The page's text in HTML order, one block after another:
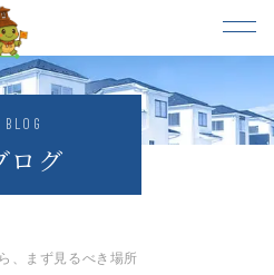
BLOG
ログ
、まず見るべき場所